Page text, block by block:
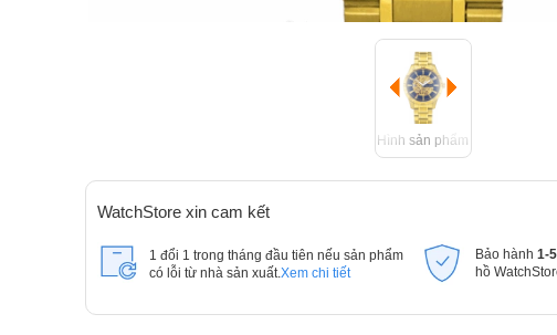
Hình sản phẩm
WatchStore xin cam kết
1 đổi 1 trong tháng đầu tiên nếu sản phẩm
có lỗi từ nhà sản xuất. Xem chi tiết
Bảo hành 1-
hồ